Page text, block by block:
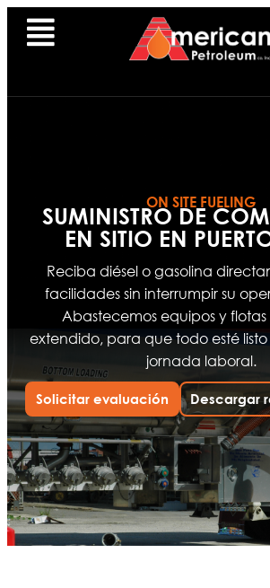
ON SITE FUELING
SUMINISTRO DE
EN SITIO EN
Reciba diésel o gasolina
facilidades sin interrumpir su
Abastecemos equipos y
extendido, para que todo esté
jornada laboral.
Solicitar evaluación Descargar